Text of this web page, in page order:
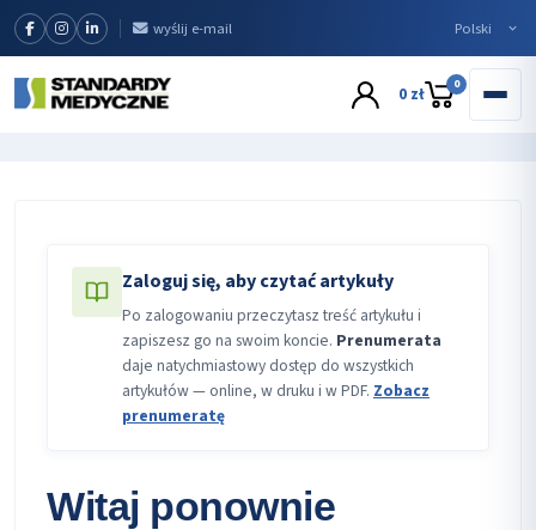
wyślij e-mail
0 zł 0
Zaloguj się, aby czytać artykuły
Po zalogowaniu przeczytasz treść artykułu i
zapiszesz go na swoim koncie. Prenumerata
daje natychmiastowy dostęp do wszystkich
artykułów — online, w druku i w PDF. Zobacz
prenumeratę
Witaj ponownie